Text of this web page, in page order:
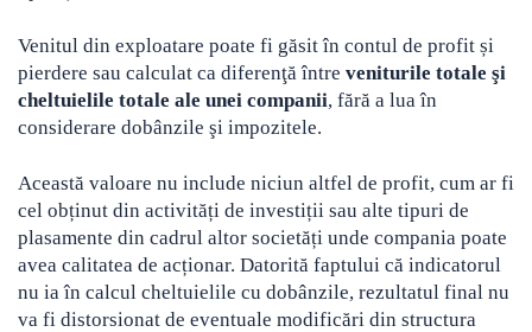
Venitul din exploatare poate fi găsit în contul de profit și
pierdere sau calculat ca diferenţă între veniturile totale şi
cheltuielile totale ale unei companii, fără a lua în
considerare dobânzile şi impozitele.
Această valoare nu include niciun altfel de profit, cum ar fi
cel obținut din activități de investiții sau alte tipuri de
plasamente din cadrul altor societăți unde compania poate
avea calitatea de acționar. Datorită faptului că indicatorul
nu ia în calcul cheltuielile cu dobânzile, rezultatul final nu
va fi distorsionat de eventuale modificări din structura